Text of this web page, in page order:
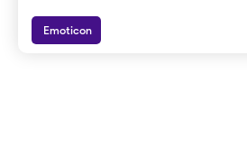
Emoticon